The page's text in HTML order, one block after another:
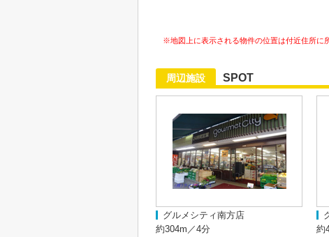
※地図上に表示される物件の位置は付近住所に
周辺施設 SPOT
グルメシティ南方店
約304m／4分
約